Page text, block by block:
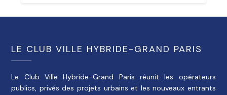
LE CLUB VILLE HYBRIDE-GRAND PARIS
Le Club Ville Hybride-Grand Paris réunit les opérateurs
publics, privés des projets urbains et les nouveaux entrants